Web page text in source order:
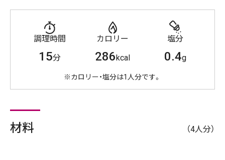
調理時間
15分
カロリー
286kcal
塩分
0.4g
※カロリー・塩分は1人分です。
材料 （4人分）